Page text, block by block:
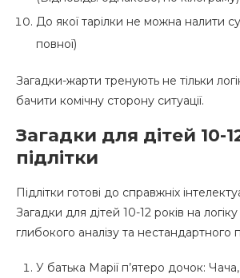
До якої тарілки не можна налити
повної)
Загадки-жарти тренують не тільки
бачити комічну сторону ситуації.
Загадки для дітей 10-
підлітки
Підлітки готові до справжніх
Загадки для дітей 10-12 років на
глибокого аналізу та нестандартного
У батька Марії п’ятеро дочок: